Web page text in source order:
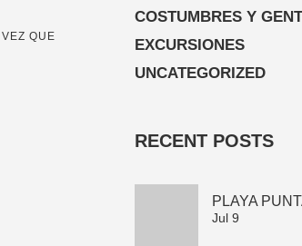
QUE
COSTUMBRES Y
EXCURSIONES
UNCATEGORIZED
RECENT POSTS
PLAYA
Jul 9